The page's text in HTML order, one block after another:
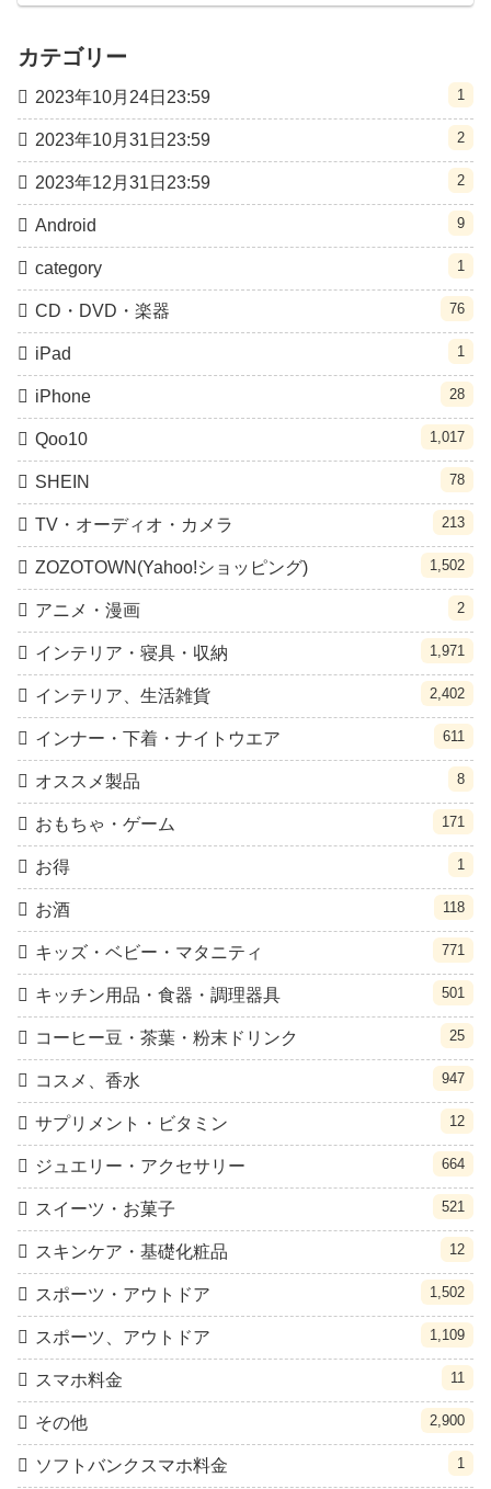
カテゴリー
2023年10月24日23:59 1
2023年10月31日23:59 2
2023年12月31日23:59 2
Android 9
category 1
CD・DVD・楽器 76
iPad 1
iPhone 28
Qoo10 1,017
SHEIN 78
TV・オーディオ・カメラ 213
ZOZOTOWN(Yahoo!ショッピング) 1,502
アニメ・漫画 2
インテリア・寝具・収納 1,971
インテリア、生活雑貨 2,402
インナー・下着・ナイトウエア 611
オススメ製品 8
おもちゃ・ゲーム 171
お得 1
お酒 118
キッズ・ベビー・マタニティ 771
キッチン用品・食器・調理器具 501
コーヒー豆・茶葉・粉末ドリンク 25
コスメ、香水 947
サプリメント・ビタミン 12
ジュエリー・アクセサリー 664
スイーツ・お菓子 521
スキンケア・基礎化粧品 12
スポーツ・アウトドア 1,502
スポーツ、アウトドア 1,109
スマホ料金 11
その他 2,900
ソフトバンクスマホ料金 1